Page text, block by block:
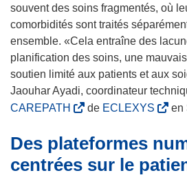
souvent des soins fragmentés, où
comorbidités sont traités
ensemble. «Cela entraîne des
planification des soins, une
soutien limité aux patients et aux
Jaouhar Ayadi, coordinateur
CAREPATH
’
u
de ECLEXYS
’
u
en
Des plateformes
centrées sur le